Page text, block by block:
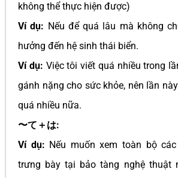
không thể thực hiện được)
Ví dụ: Nếu để quá lâu mà không
hưởng đến hệ sinh thái biển.
Ví dụ: Việc tôi viết quá nhiều trong
gánh nặng cho sức khỏe, nên lần
quá nhiều nữa.
〜て＋は:
Ví dụ: Nếu muốn xem toàn bộ
trưng bày tại bảo tàng nghệ thuật